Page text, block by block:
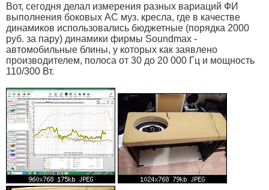
Вот, сегодня делал измерения разных вариаций ФИ
выполнения боковых АС муз. кресла, где в качестве
динамиков использовались бюджетные (порядка 2000
руб. за пару) динамики фирмы Soundmax -
автомобильные блины, у которых как заявлено
производителем, полоса от 30 до 20 000 Гц и мощность
110/300 Вт.